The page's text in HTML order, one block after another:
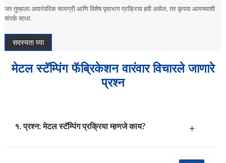
जर तुम्हाला अपारंपरिक सामग्री आणि विशेष पृष्ठभाग प्रक्रिया हवी असेल, तर कृपया आमच्याशी
संपर्क साधा.
सदस्यता घ्या
मेटल स्टॅम्पिंग फॅब्रिकेशन वारंवार विचारले जाणारे
प्रश्न
१. प्रश्न: मेटल स्टॅम्पिंग प्रक्रिया म्हणजे काय? +